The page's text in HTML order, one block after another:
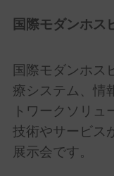
国際モダンホス
国際モダンホス
療システム、情
トワークソリュ
技術やサービス
展示会です。